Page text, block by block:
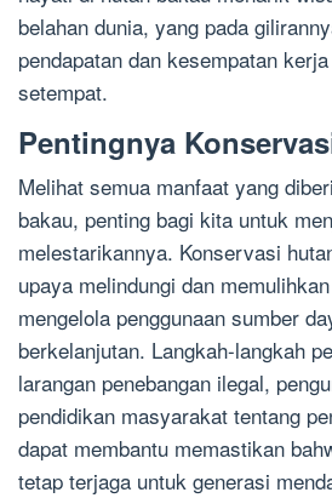
belahan dunia, yang pada
pendapatan dan kesempatan
setempat.
Pentingnya
Melihat semua manfaat yang
bakau, penting bagi kita untuk
melestarikannya. Konservasi
upaya melindungi dan
mengelola penggunaan sumber
berkelanjutan. Langkah-langkah
larangan penebangan ilegal,
pendidikan masyarakat tentang
dapat membantu memastikan
tetap terjaga untuk generasi